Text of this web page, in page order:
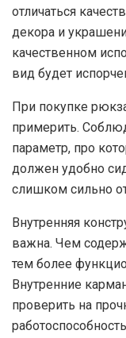
отличаться
декора и
качественном
вид будет
При покупке
примерить.
параметр, про
должен удобно
слишком сильно
Внутренняя
важна. Чем
тем более
Внутренние
проверить на